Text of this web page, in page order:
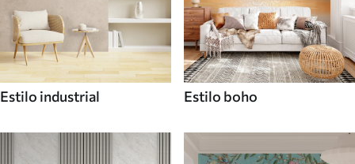
Estilo industrial Estilo boho